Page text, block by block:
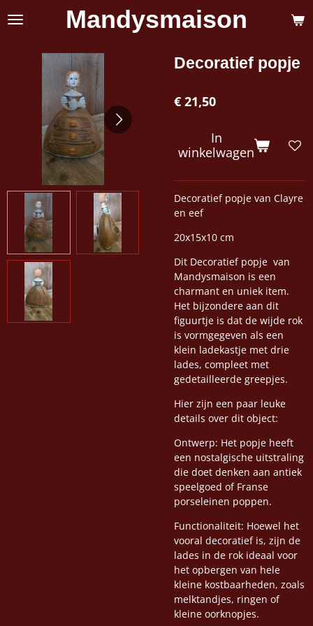
Ga
direct
hoofdinhoud
Mandysmaison
Decoratief popje
€ 21,50
In
winkelwagen
Decoratief popje van Clayre
en eef
20x15x10 cm
Dit Decoratief popje van
Mandysmaison is een
charmant en uniek item.
Het bijzondere aan dit
figuurtje is dat de wijde rok
is vormgegeven als een
klein ladekastje met drie
lades, compleet met
gedetailleerde greepjes.
Hier zijn een paar leuke
details over dit object:
Ontwerp: Het popje heeft
een nostalgische uitstraling
die doet denken aan antiek
speelgoed of Franse
porseleinen poppen.
Functionaliteit: Hoewel het
vooral decoratief is, zijn de
lades in de rok ideaal voor
het opbergen van hele
kleine kostbaarheden, zoals
melktandjes, ringen of
kleine oorknopjes.